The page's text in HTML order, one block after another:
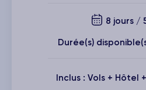
8 jours /
Durée(s)
Inclus : Vols + Hôtel